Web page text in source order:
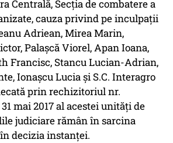
Centrală, Secţia de combatere a
cauza privind pe inculpaţii
Adriean, Mirea Marin,
Palaşcă Viorel, Apan Ioana,
Francisc, Stancu Lucian-Adrian,
Ionaşcu Lucia şi S.C. Interagro
prin rechizitoriul nr.
mai 2017 al acestei unităţi de
judiciare rămân în sarcina
decizia instanței.